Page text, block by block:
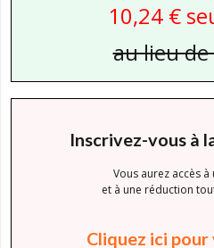
10,24 €
au lieu
Inscrivez-vous à
Vous aurez accès
et à une réduction
Cliquez ici